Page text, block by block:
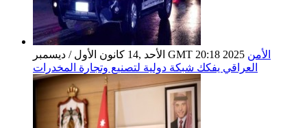
الأحد ,14 كانون الأول / ديسمبر GMT 20:18 2025 الأمن
العراقي يفكك شبكة دولية لتصنيع وتجارة المخدرات